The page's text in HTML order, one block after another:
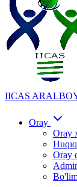
IICAS
Oray
Oray
Oray